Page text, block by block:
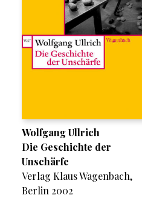
Wolfgang Ullrich
Die Geschichte der
Unschärfe
Verlag Klaus Wagenbach,
Berlin 2002